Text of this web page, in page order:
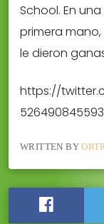
School. En
primera
le dieron
https://
WRITTEN BY